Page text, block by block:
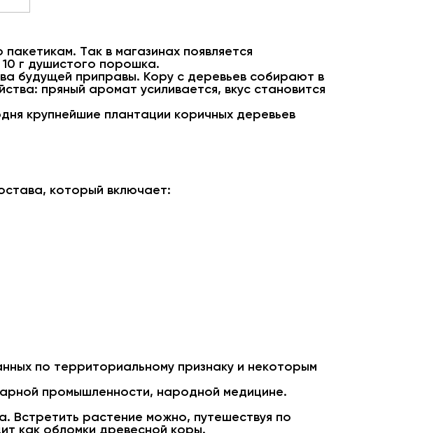
Так в магазинах появляется
г душистого порошка.
будущей приправы. Кору с деревьев собирают в
пряный аромат усиливается, вкус становится
крупнейшие плантации коричных деревьев
который включает:
по территориальному признаку и некоторым
промышленности, народной медицине.
Встретить растение можно, путешествуя по
как обломки древесной коры.